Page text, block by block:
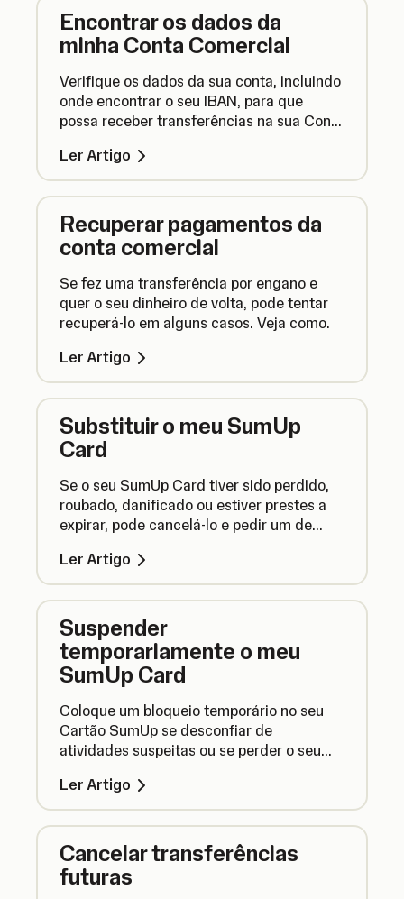
Encontrar os dados da
minha Conta Comercial
Verifique os dados da sua conta, incluindo
onde encontrar o seu IBAN, para que
possa receber transferências na sua Conta
Ler Artigo
Recuperar pagamentos da
conta comercial
Se fez uma transferência por engano e
quer o seu dinheiro de volta, pode tentar
recuperá-lo em alguns casos. Veja como.
Ler Artigo
Substituir o meu SumUp
Card
Se o seu SumUp Card tiver sido perdido,
roubado, danificado ou estiver prestes a
expirar, pode cancelá-lo e pedir um de
Ler Artigo
Suspender
temporariamente o meu
SumUp Card
Coloque um bloqueio temporário no seu
Cartão SumUp se desconfiar de
atividades suspeitas ou se perder o seu
desbloquear o seu cartão mais tarde.
Ler Artigo
Cancelar transferências
futuras